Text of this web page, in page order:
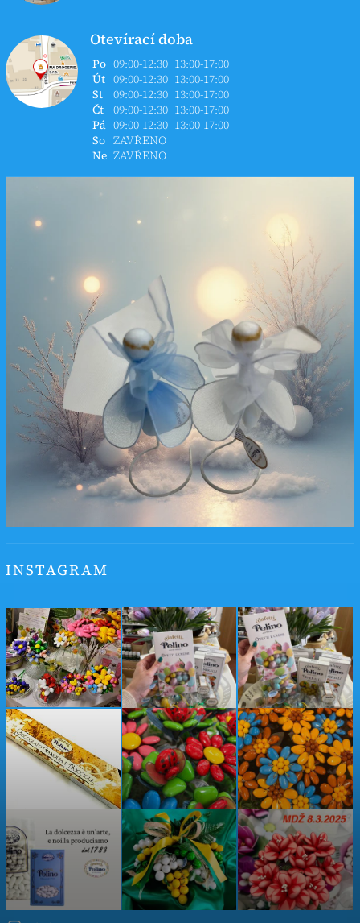
Otevírací doba
Po 09:00-12:30 13:00-17:00
Út 09:00-12:30 13:00-17:00
St
09:00-12:30 13:00-17:00
Čt 09:00-12:30 13:00-17:00
Pá 09:00-12:30 13:00-17:00
So ZAVŘENO
Ne ZAVŘENO
INSTAGRAM